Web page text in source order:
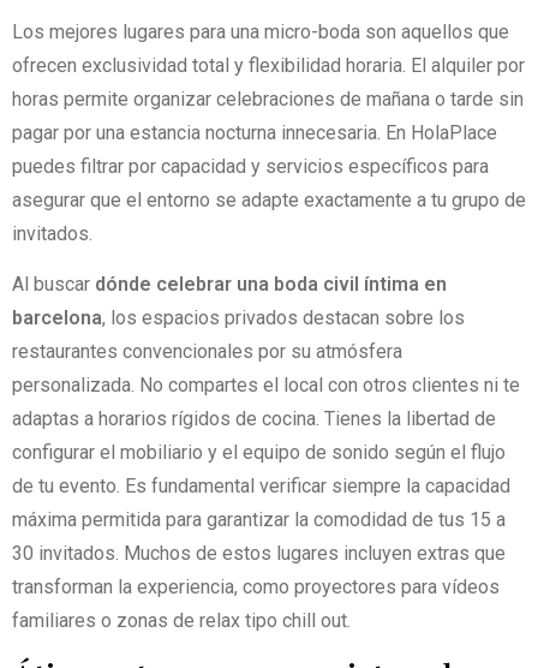
Los mejores lugares para una micro-boda son aquellos que
ofrecen exclusividad total y flexibilidad horaria. El alquiler por
horas permite organizar celebraciones de mañana o tarde sin
pagar por una estancia nocturna innecesaria. En HolaPlace
puedes filtrar por capacidad y servicios específicos para
asegurar que el entorno se adapte exactamente a tu grupo de
invitados.
Al buscar dónde celebrar una boda civil íntima en
barcelona, los espacios privados destacan sobre los
restaurantes convencionales por su atmósfera
personalizada. No compartes el local con otros clientes ni te
adaptas a horarios rígidos de cocina. Tienes la libertad de
configurar el mobiliario y el equipo de sonido según el flujo
de tu evento. Es fundamental verificar siempre la capacidad
máxima permitida para garantizar la comodidad de tus 15 a
30 invitados. Muchos de estos lugares incluyen extras que
transforman la experiencia, como proyectores para vídeos
familiares o zonas de relax tipo chill out.